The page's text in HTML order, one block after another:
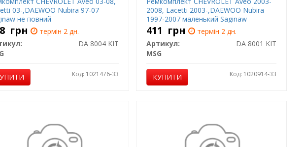
03-,DAEWOO Nubira 97-07
не повний
грн
термін 2 дн.
DA 8004 KIT
Код: 1021476-33
2008, Lacetti 2003-,DAEWOO Nubira
1997-2007 маленький Saginaw
411 грн
термін 2 дн.
Артикул:
DA 8001 KIT
MSG
КУПИТИ Код: 1020914-33